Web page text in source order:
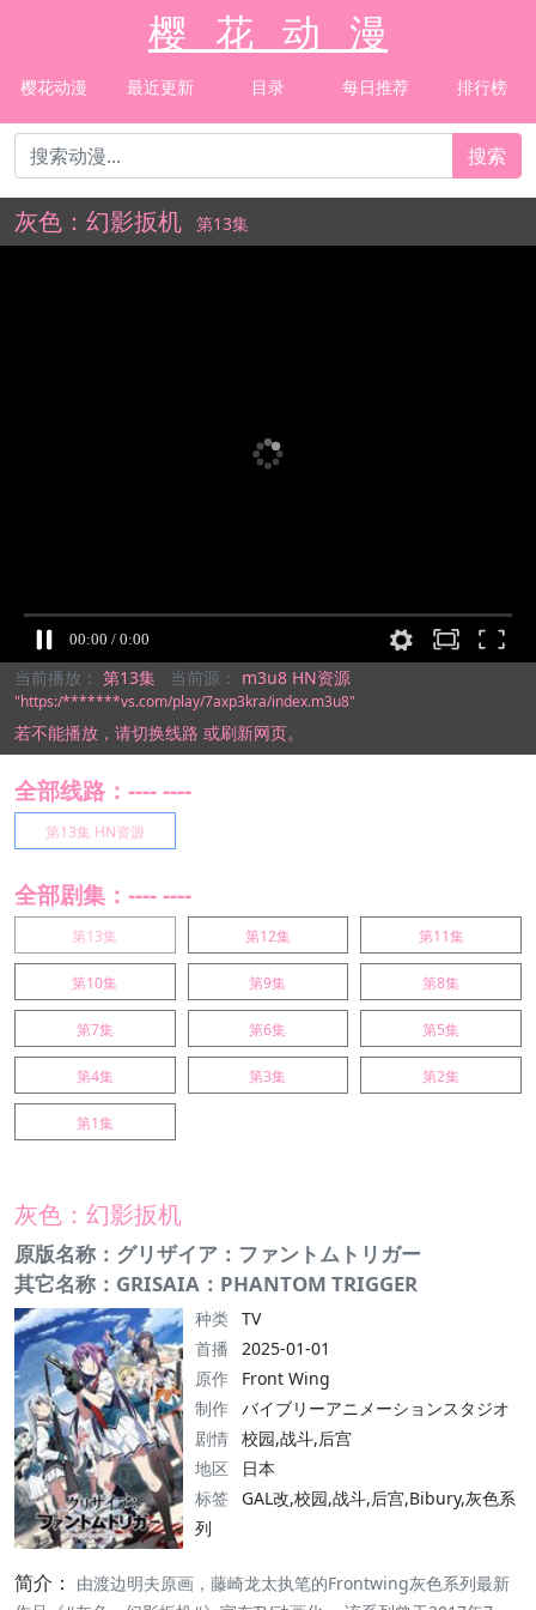
樱 花 动 漫
樱花动漫 最近更新 目录 每日推荐 排行榜
搜索
灰色：幻影扳机 第13集
当前播放： 第13集 当前源： m3u8 HN资源
"https:/*******vs.com/play/7axp3kra/index.m3u8"
若不能播放， 请切换线路 或刷新网页。
全部线路：---- ----
第13集 HN资源
全部剧集：---- ----
第13集 第12集 第11集
第10集 第9集 第8集
第7集 第6集 第5集
第4集 第3集 第2集
第1集
灰色：幻影扳机
原版名称：グリザイア：ファントムトリガー
其它名称：GRISAIA：PHANTOM TRIGGER
种类 TV
首播
2025-01-01
原作
Front Wing
制作 バイブリーアニメーションスタジオ
剧情 校园,战斗,后宫
地区
日本
标签
GAL改,校园,战斗,后宫,Bibury,灰色系
列
简介：
由渡边明夫原画，藤崎龙太执笔的Frontwing灰色系列最新